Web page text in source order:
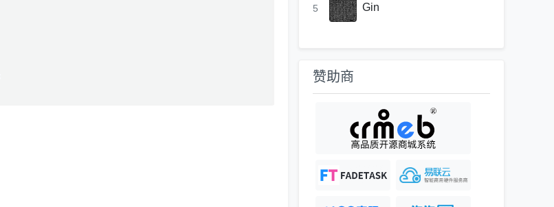
5 Gin
赞助商